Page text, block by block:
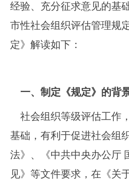
经验、充分征求意见的基
市性社会组织评估管理规
定》解读如下：
一、 制定《规定》的背
社会组织等级评估工作
基础，有利于促进社会组
法》、《中共中央办公厅
见》等文件要求，在《关